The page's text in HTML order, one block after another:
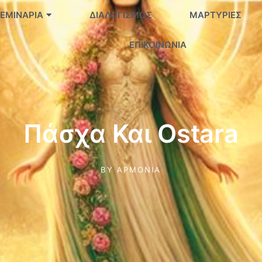
ΔΙΑΛΟΓΙΣΜΌΣ ΜΑΡΤΥΡΊΕΣ
ΕΠΙΚΟΙΝΩΝΊΑ
Πάσχα Και Ostara
BYΑΡΜΟΝΊΑ